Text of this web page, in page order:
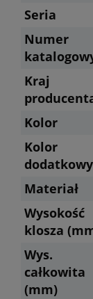
Seria
Numer
Kraj
Kolor
Kolor
dodatkowy
Materiał
Wysokość
klosza
Wys.
całkowita
(mm)